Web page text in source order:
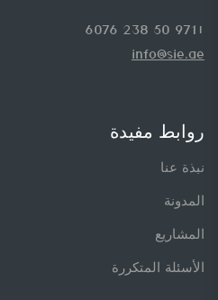
+971 50 238 6076
info@sie.ae
روابط مفيدة
نبذة عنا
المدونة
المشاريع
الأسئلة المتكررة